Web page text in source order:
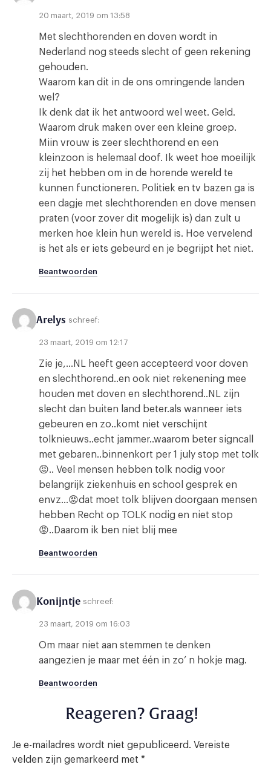
20 maart, 2019 om 13:58
Met slechthorenden en doven wordt in
Nederland nog steeds slecht of geen rekening
gehouden.
Waarom kan dit in de ons omringende landen
wel?
Ik denk dat ik het antwoord wel weet. Geld.
Waarom druk maken over een kleine groep.
Miin vrouw is zeer slechthorend en een
kleinzoon is helemaal doof. Ik weet hoe moeilijk
zij het hebben om in de horende wereld te
kunnen functioneren. Politiek en tv bazen ga is
een dagje met slechthorenden en dove mensen
praten (voor zover dit mogelijk is) dan zult u
merken hoe klein hun wereld is. Hoe vervelend
is het als er iets gebeurd en je begrijpt het niet.
Beantwoorden
Arelys schreef:
23 maart, 2019 om 12:17
Zie je,…NL heeft geen accepteerd voor doven
en slechthorend..en ook niet rekenening mee
houden met doven en slechthorend..NL zijn
slecht dan buiten land beter.als wanneer iets
gebeuren en zo..komt niet verschijnt
tolknieuws..echt jammer..waarom beter signcall
met gebaren..binnenkort per 1 july stop met tolk
😡.. Veel mensen hebben tolk nodig voor
belangrijk ziekenhuis en school gesprek en
envz…😡dat moet tolk blijven doorgaan mensen
hebben Recht op TOLK nodig en niet stop
😡..Daarom ik ben niet blij mee
Beantwoorden
Konijntje schreef:
23 maart, 2019 om 16:03
Om maar niet aan stemmen te denken
aangezien je maar met één in zo’ n hokje mag.
Beantwoorden
Reageren? Graag!
Je e-mailadres wordt niet gepubliceerd. Vereiste
velden zijn gemarkeerd met *